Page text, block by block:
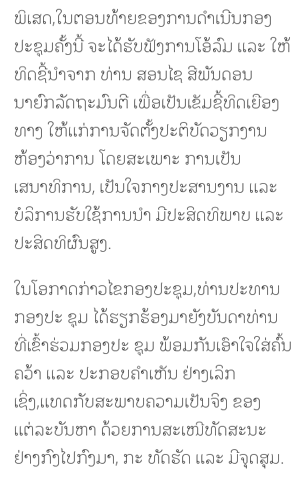
ພິເສດ,ໃນຕອນທ້າຍຂອງການດໍາເນີນກອງ
ປະຊຸມຄັ້ງນີ້ ຈະໄດ້ຮັບຟັງການໂອ້ລົມ ແລະ ໃຫ້
ທິດຊີ້ນຳຈາກ ທ່ານ ສອນໄຊ ສີພັນດອນ
ນາຍົກລັດຖະມົນຕີ ເພື່ອເປັນເຂັມຊີ້ທິດເຍືອງ
ທາງ ໃຫ້ແກ່ການຈັດຕັ້ງປະຕິບັດວຽກງານ
ຫ້ອງວ່າການ ໂດຍສະເພາະ ການເປັນ
ເສນາທິການ, ເປັນໃຈກາງປະສານງານ ແລະ
ບໍລິການຮັບໃຊ້ການນຳ ມີປະສິດທິພາບ ແລະ
ປະສິດທິຜົນສູງ.
ໃນໂອກາດກ່າວໄຂກອງປະຊຸມ,ທ່ານປະທານ
ກອງປະ ຊຸມ ໄດ້ຮຽກຮ້ອງມາຍັງບັນດາທ່ານ
ທີ່ເຂົ້າຮ່ວມກອງປະ ຊຸມ ພ້ອມກັນເອົາໃຈໃສ່ຄົ້ນ
ຄວ້າ ແລະ ປະກອບຄໍາເຫັນ ຢ່າງເລິກ
ເຊິ່ງ,ແທດກັບສະພາບຄວາມເປັນຈິງ ຂອງ
ແຕ່ລະບັນຫາ ດ້ວຍການສະເໜີທັດສະນະ
ຢ່າງກົງໄປກົງມາ, ກະ ທັດຮັດ ແລະ ມີຈຸດສຸມ.